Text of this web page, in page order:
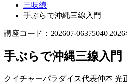
三味線
手ぶらで沖縄三線入門
講座コード：202607-06375040
手ぶらで沖縄三線入門
クイチャーパラダイス代表仲本 光